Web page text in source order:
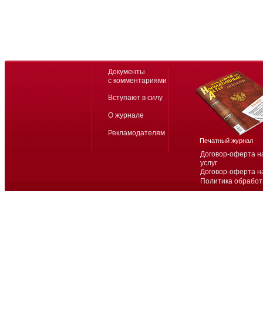
Договор-оферта
услуг
Договор-оферта
Политика
Документы
с комментариями
Вступают в силу
О журнале
Рекламодателям
Печатный журнал